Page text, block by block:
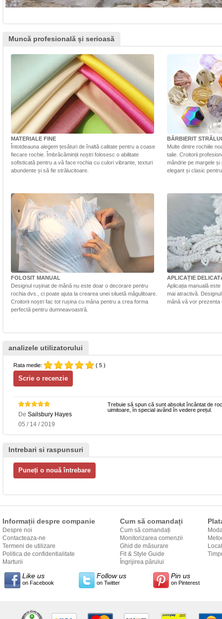
Muncă profesională și serioasă
MATERIALE FINE
Întotdeauna alegem țesături de înaltă calitate pentru a coase
fiecare rochie. Îmbrăcăminții noștri folosesc o abilitate
sofisticată pentru a vă face rochia cu culori vibrante, texturi
abundente și să fie strălucitoare.
BĂRBIERIT
Multe dintre rochiile
talie. Croitorii
mândrie pe margele
elegant și clasic
FOLOSIT MANUAL
Designul rușinat de mână nu este doar o decorare pentru
rochia dvs., ci poate ajuta la crearea unei siluetă măgulitoare.
Croitorii noștri fac tot rușina cu mâna pentru a crea forma
perfectă pentru dumneavoastră.
APLICAȚIE
Aplicația manuală
mai atractivă.
mână vă vor prezenta
analizele utilizatorului
Rata medie: ( 5 )
De Sailsbury Hayes
05 / 14 / 2019
Trebuie să spun că sunt absolut încântat de
uimitoare, în special având în vedere prețul.
Intrebari si raspunsuri
Informații despre companie
Despre noi
Contacteaza-ne
Termeni de utilizare
Politica de confidentialitate
Marturii
Cum să comandați
Cum să comandați
Monitorizarea comenzii
Ghid de măsurare
Fit & Style Guide
Îngrijirea părului
către
Like us
on Facebook
Follow us
on Twitter
Pin us
on Pinterest